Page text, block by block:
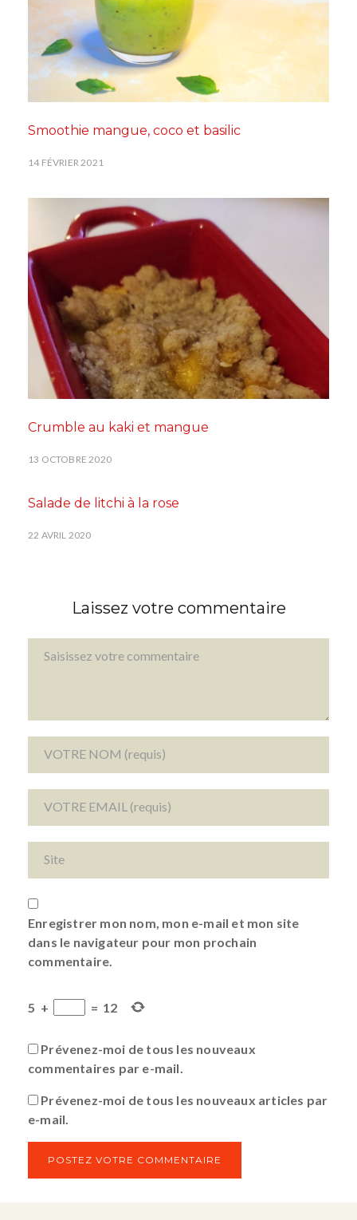
Smoothie mangue, coco et basilic
14 FÉVRIER 2021
Crumble au kaki et mangue
13 OCTOBRE 2020
Salade de litchi à la rose
22 AVRIL 2020
Laissez votre commentaire
Enregistrer mon nom, mon e-mail et mon site
dans le navigateur pour mon prochain
commentaire.
5 + = 12
Prévenez-moi de tous les nouveaux
commentaires par e-mail.
Prévenez-moi de tous les nouveaux articles par
e-mail.